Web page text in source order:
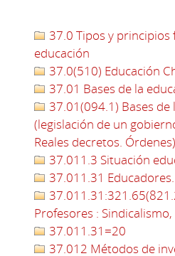
37.0 Tipos y principios
educación
37.0(510) Educación
37.01 Bases de la
37.01(094.1) Bases de
(legislación de un
Reales decretos. Órdenes)
37.011.3 Situación
37.011.31
Profesores :
37.011.31=20
37.012 Métodos de